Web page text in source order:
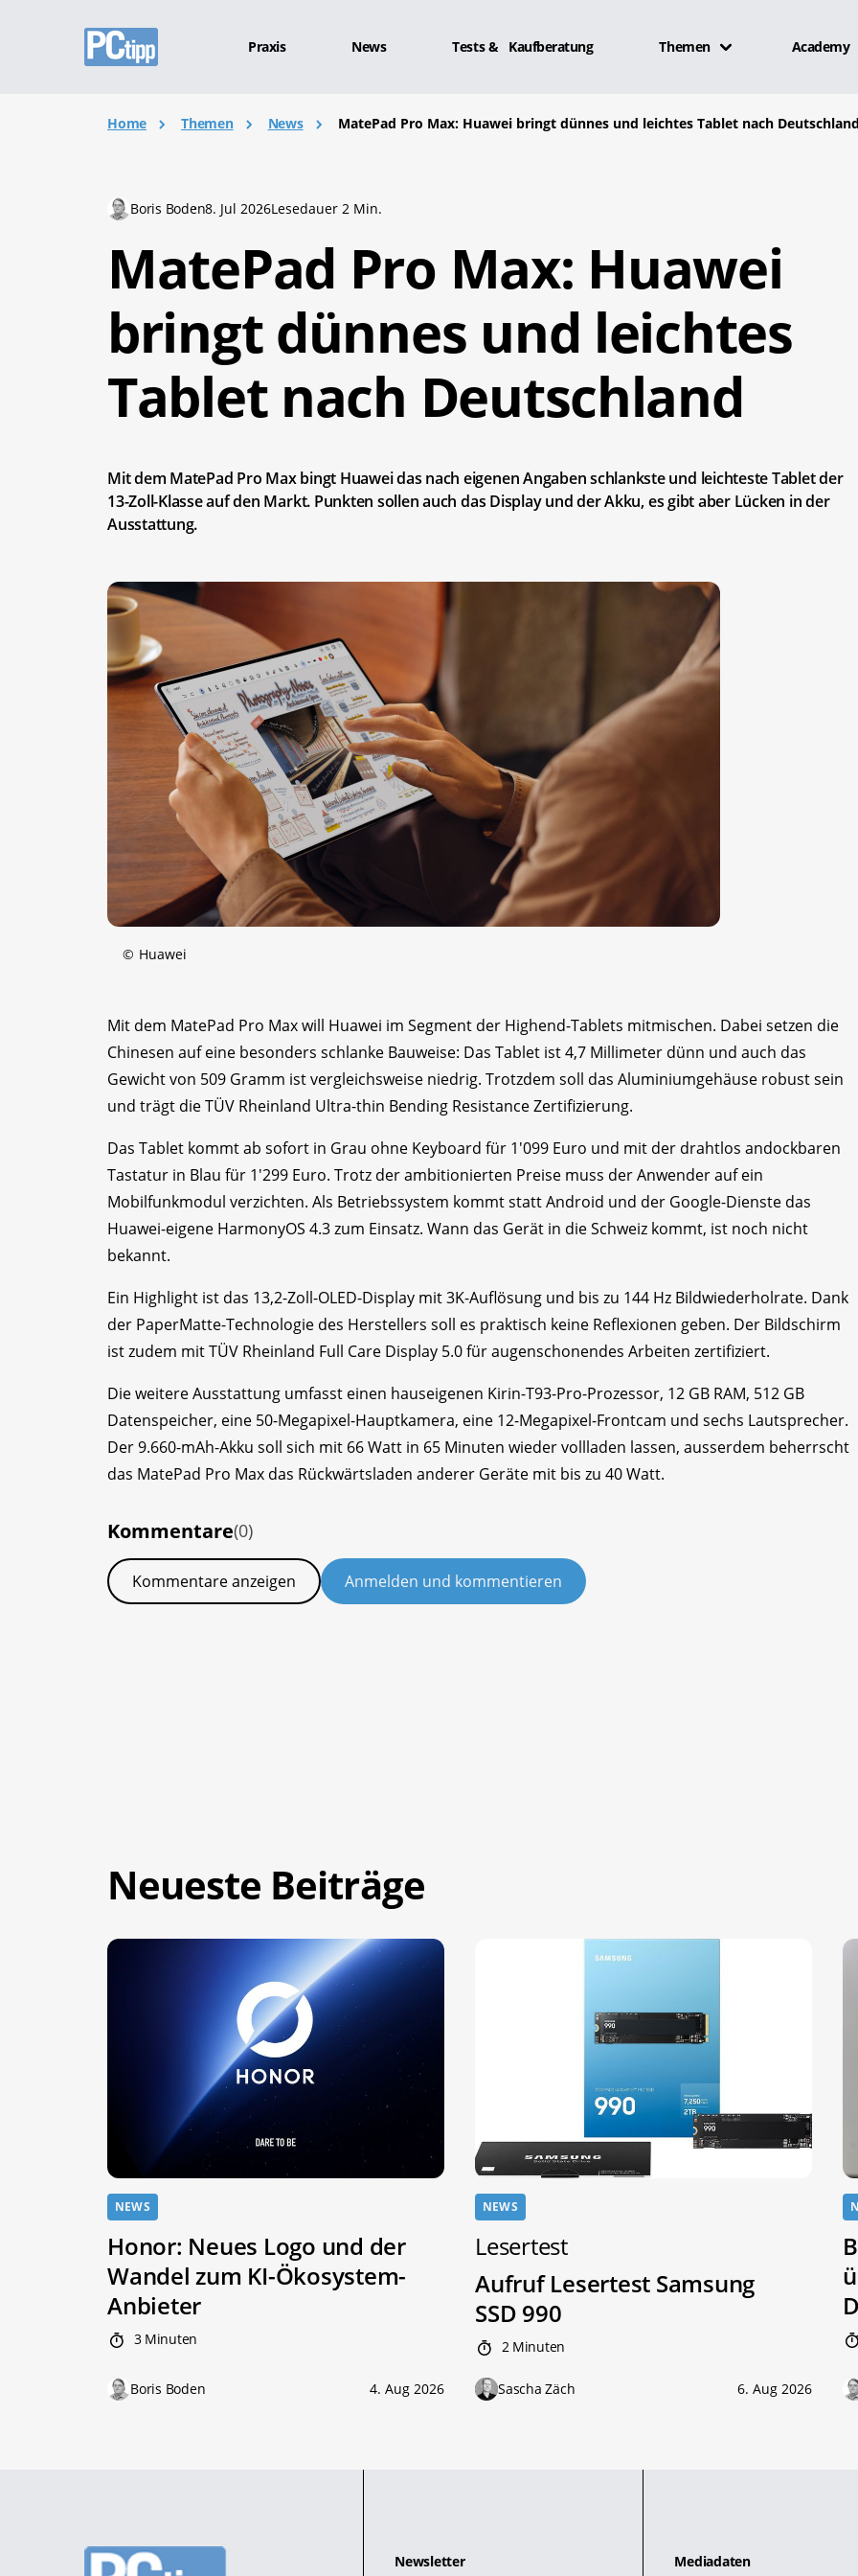
Praxis News Tests & Kaufberatung Themen Academy
Home Themen News MatePad Pro Max: Huawei bringt dünnes und leichtes Tablet nach Deutschland
Boris Boden8. Jul 2026Lesedauer 2 Min.
MatePad Pro Max: Huawei
bringt dünnes und leichtes
Tablet nach Deutschland
Mit dem MatePad Pro Max bingt Huawei das nach eigenen Angaben schlankste und leichteste Tablet der
13-Zoll-Klasse auf den Markt. Punkten sollen auch das Display und der Akku, es gibt aber Lücken in der
Ausstattung.
© Huawei
Mit dem MatePad Pro Max will Huawei im Segment der Highend-Tablets mitmischen. Dabei setzen die
Chinesen auf eine besonders schlanke Bauweise: Das Tablet ist 4,7 Millimeter dünn und auch das
Gewicht von 509 Gramm ist vergleichsweise niedrig. Trotzdem soll das Aluminiumgehäuse robust sein
und trägt die TÜV Rheinland Ultra-thin Bending Resistance Zertifizierung.
Das Tablet kommt ab sofort in Grau ohne Keyboard für 1'099 Euro und mit der drahtlos andockbaren
Tastatur in Blau für 1'299 Euro. Trotz der ambitionierten Preise muss der Anwender auf ein
Mobilfunkmodul verzichten. Als Betriebssystem kommt statt Android und der Google-Dienste das
Huawei-eigene HarmonyOS 4.3 zum Einsatz. Wann das Gerät in die Schweiz kommt, ist noch nicht
bekannt.
Ein Highlight ist das 13,2-Zoll-OLED-Display mit 3K-Auflösung und bis zu 144 Hz Bildwiederholrate. Dank
der PaperMatte-Technologie des Herstellers soll es praktisch keine Reflexionen geben. Der Bildschirm
ist zudem mit TÜV Rheinland Full Care Display 5.0 für augenschonendes Arbeiten zertifiziert.
Die weitere Ausstattung umfasst einen hauseigenen Kirin-T93-Pro-Prozessor, 12 GB RAM, 512 GB
Datenspeicher, eine 50-Megapixel-Hauptkamera, eine 12-Megapixel-Frontcam und sechs Lautsprecher.
Der 9.660-mAh-Akku soll sich mit 66 Watt in 65 Minuten wieder vollladen lassen, ausserdem beherrscht
das MatePad Pro Max das Rückwärtsladen anderer Geräte mit bis zu 40 Watt.
Kommentare(0)
Kommentare anzeigen Anmelden und kommentieren
Neueste Beiträge
NEWS
Honor: Neues Logo und der
Wandel zum KI-Ökosystem-
Anbieter
3 Minuten
Boris Boden 4. Aug 2026
NEWS
Lesertest
Aufruf Lesertest Samsung
SSD 990
2 Minuten
Sascha Zäch 6. Aug 2026
Newsletter Mediadaten